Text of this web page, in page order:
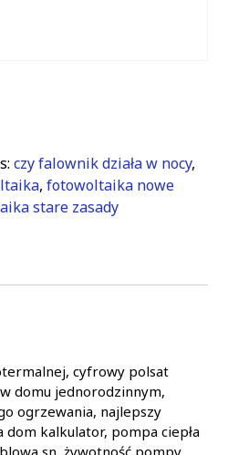
czy falownik działa w nocy,
, fotowoltaika nowe
stare zasady
cyfrowy polsat
domu jednorodzinnym,
ogrzewania, najlepszy
kalkulator, pompa ciepła
sn, żywotność pompy